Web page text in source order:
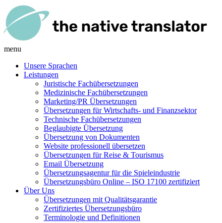
menu
Unsere Sprachen
Leistungen
Juristische Fachübersetzungen
Medizinische Fachübersetzungen
Marketing/PR Übersetzungen
Übersetzungen für Wirtschafts- und Finanzsektor
Technische Fachübersetzungen
Beglaubigte Übersetzung
Übersetzung von Dokumenten
Website professionell übersetzen
Übersetzungen für Reise & Tourismus
Email Übersetzung
Übersetzungsagentur für die Spieleindustrie
Übersetzungsbüro Online – ISO 17100 zertifiziert
Über Uns
Übersetzungen mit Qualitätsgarantie
Zertifiziertes Übersetzungsbüro
Terminologie und Definitionen